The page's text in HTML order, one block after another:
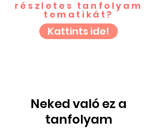
részletes tanfolyam
tematikát?
Kattints ide!
Neked való ez a
tanfolyam